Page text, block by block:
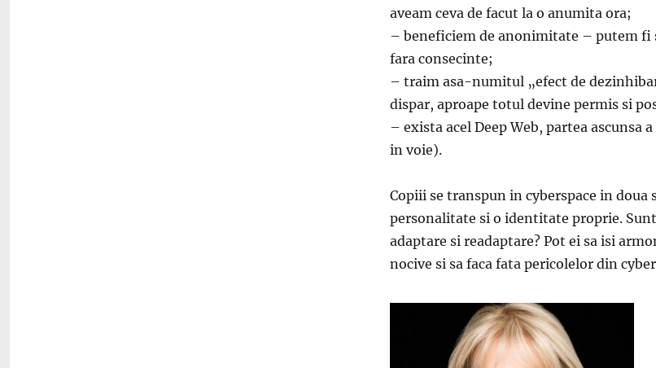
aveam ceva de facut la o anumita ora;
– beneficiem de anonimitate – putem fi
fara consecinte;
– traim asa-numitul „efect de
dispar, aproape totul devine permis si
– exista acel Deep Web, partea
in voie).
Copiii se transpun in cyberspace in
personalitate si o identitate proprie.
adaptare si readaptare? Pot ei sa isi
nocive si sa faca fata pericolelor din